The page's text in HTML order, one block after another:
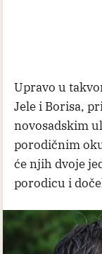
Upravo u
Jele i Borisa,
novosadskim
porodičnim
će njih dvoje
porodicu i